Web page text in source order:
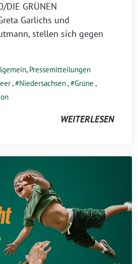
DIE GRÜNEN
Garlichs und
stellen sich gegen
, Pressemitteilungen
, Niedersachsen, Grüne ,
WEITERLESEN